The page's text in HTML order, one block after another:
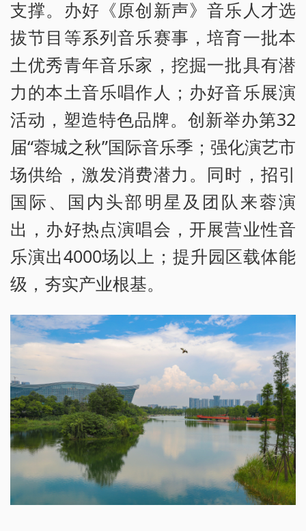
支撑。办好《原创新声》音乐人才选
拔节目等系列音乐赛事，培育一批本
土优秀青年音乐家，挖掘一批具有潜
力的本土音乐唱作人；办好音乐展演
活动，塑造特色品牌。创新举办第32
届“蓉城之秋”国际音乐季；强化演艺市
场供给，激发消费潜力。同时，招引
国际、国内头部明星及团队来蓉演
出，办好热点演唱会，开展营业性音
乐演出4000场以上；提升园区载体能
级，夯实产业根基。